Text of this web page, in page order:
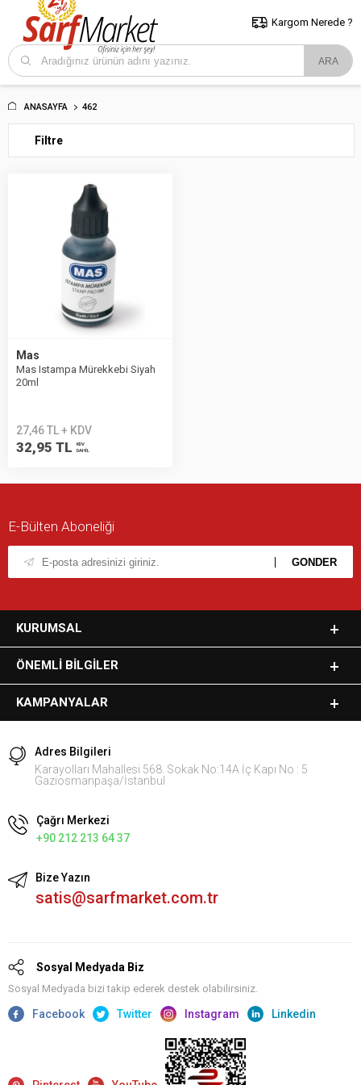
5000 TL ve Üzeri Alışverişlerde İstanbul İçi Kargo Bedava!
ve Trakya İçin Tıklayın..
Kargom Nerede ?
ANASAYFA 462
Filtre
Mas
Mas Istampa Mürekkebi Siyah
20ml
27,46 TL + KDV
32,95 TL
KDV
DAHİL
E-Bülten Aboneliği
KURUMSAL
ÖNEMLI BILGILER
KAMPANYALAR
Adres Bilgileri
Karayolları Mahallesi 568. Sokak No:14A İç Kapı No : 5
Gaziosmanpaşa/İstanbul
Çağrı Merkezi
+90 212 213 64 37
Bize Yazın
satis@sarfmarket.com.tr
Sosyal Medyada Biz
Sosyal Medyada bizi takip ederek destek olabilirsiniz.
Facebook Twitter Instagram Linkedin